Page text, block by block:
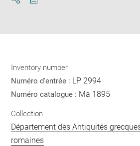
Inventory number
Numéro d'entrée : LP 2994
Numéro catalogue : Ma 1895
Collection
Département des Antiquités
romaines